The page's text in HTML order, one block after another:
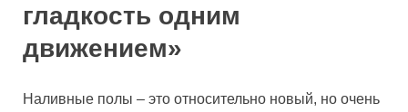
гладкость одним
движением»
Наливные полы – это относительно новый, но очень